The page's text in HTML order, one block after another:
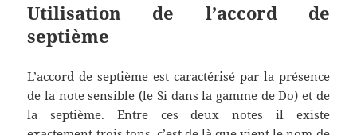
Utilisation de l’accord de
septième
L’accord de septième est caractérisé par la présence
de la note sensible (le Si dans la gamme de Do) et de
la septième. Entre ces deux notes il existe